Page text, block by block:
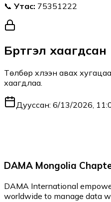
📞 Утас: 75351222
Бүртгэл хаагдсан
Төлбөр хүлээн авах
хаагдлаа.
Дууссан: 6/13/2026,
DAMA Mongolia
DAMA International
worldwide to manage data